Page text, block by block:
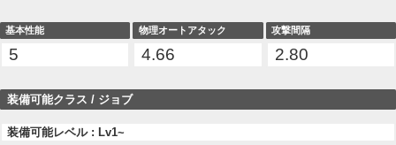
基本性能
5
物理オートアタック
4.66
攻撃間隔
2.80
装備可能クラス / ジョブ
装備可能レベル : Lv1~